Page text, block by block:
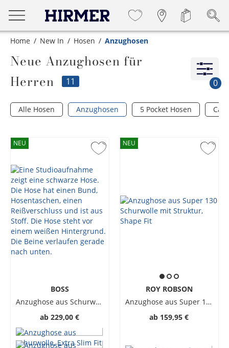
Home New In Hosen Anzughosen
Neue Anzughosen für
Herren
11 0
Alle Hosen Anzughosen 5 Pocket Hosen
NEU
BOSS
Anzughose aus Schurwolle, Extra Slim Fit
ab 229,00 €
NEU
ROY ROBSON
Anzughose aus Super 130 Schurwolle mit Struktur, Shape Fit
ab 159,95 €